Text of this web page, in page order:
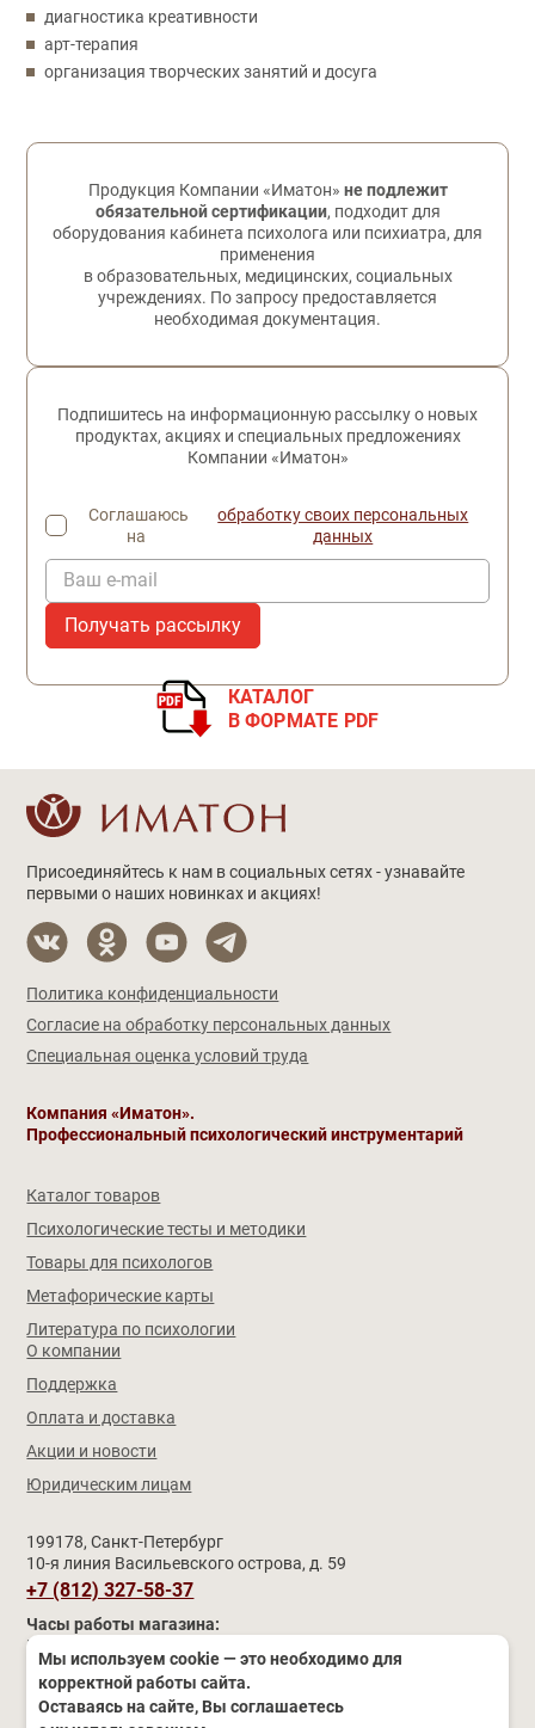
диагностика креативности
арт-терапия
организация творческих занятий и досуга
Обратная связь
Продукция Компании «Иматон» не подлежит
обязательной сертификации, подходит для
оборудования кабинета психолога или психиатра, для
применения
в образовательных, медицинских, социальных
учреждениях. По запросу предоставляется
необходимая документация.
Подпишитесь на информационную рассылку о новых
продуктах, акциях и специальных предложениях
Компании «Иматон»
Соглашаюсь
на
обработку своих персональных
данных
Ваш e-mail
КАТАЛОГ
В ФОРМАТЕ PDF
Присоединяйтесь к нам в социальных сетях - узнавайте
первыми о наших новинках и акциях!
Политика конфиденциальности
Согласие на обработку персональных данных
Специальная оценка условий труда
Компания «Иматон».
Профессиональный психологический инструментарий
Каталог товаров
Психологические тесты и методики
Товары для психологов
Метафорические карты
Литература по психологии
О компании
Поддержка
Оплата и доставка
Акции и новости
Юридическим лицам
199178, Санкт-Петербург
10-я линия Васильевского острова, д. 59
+7 (812) 327-58-37
Часы работы магазина:
Пн–Чт
Пятница
11:00 – 19:00 (обед 15:00 – 15:30)
Сб–Вс и праздники
выходные
Мы используем cookie — это необходимо для
корректной работы сайта.
Оставаясь на сайте, Вы соглашаетесь